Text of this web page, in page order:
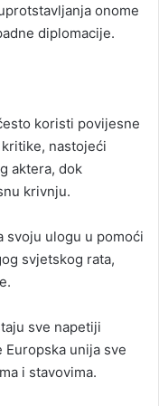
onome
diplomacije.
koristi povijesne
nastojeći
aktera, dok
krivnju.
svoju ulogu u pomoći
svjetskog rata,
sve napetiji
unija sve
i stavovima.